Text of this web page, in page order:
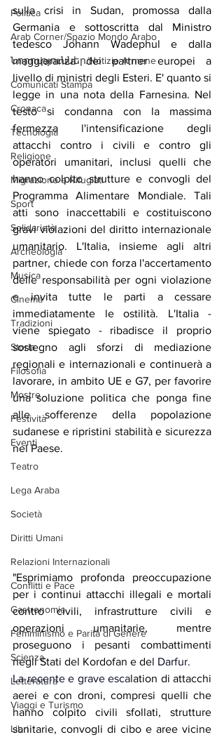
Politica
Arab Corner/Spazio Mondo Arabo
Նորություններ/Notizie Armene
Comunicati Stampa
Cronaca
Tecnologia
Religione
Migrazione e Rifugiati
Sport
Solidarietà
Archeologia
Musica
Cinema
Tradizioni
Storia
Filosofia
Mostre
Festività
Eventi
Teatro
Lega Araba
Società
Diritti Umani
Relazioni Internazionali
Conflitti e Pace
Gastronomia
Femminismo e Parità di Genere
Scienza
Letteratura
Viaggi e Turismo
Libri
sulla crisi in Sudan, promossa dalla
Germania e sottoscritta dal Ministro
tedesco Johann Wadephul e dalla
maggioranza dei partner europei a
livello di ministri degli Esteri. E' quanto si
legge in una nota della Farnesina. Nel
testo si condanna con la massima
fermezza l'intensificazione degli
attacchi contro i civili e contro gli
operatori umanitari, inclusi quelli che
hanno colpito strutture e convogli del
Programma Alimentare Mondiale. Tali
atti sono inaccettabili e costituiscono
gravi violazioni del diritto internazionale
umanitario. L'Italia, insieme agli altri
partner, chiede con forza l'accertamento
delle responsabilità per ogni violazione
e invita tutte le parti a cessare
immediatamente le ostilità. L'Italia -
viene spiegato - ribadisce il proprio
sostegno agli sforzi di mediazione
regionali e internazionali e continuerà a
lavorare, in ambito UE e G7, per favorire
una soluzione politica che ponga fine
alle sofferenze della popolazione
sudanese e ripristini stabilità e sicurezza
nel Paese.
"Esprimiamo profonda preoccupazione
per i continui attacchi illegali e mortali
contro civili, infrastrutture civili e
operazioni umanitarie, mentre
proseguono i pesanti combattimenti
negli Stati del Kordofan e del Darfur.
La recente e grave escalation di attacchi
aerei e con droni, compresi quelli che
hanno colpito civili sfollati, strutture
sanitarie, convogli di cibo e aree vicine